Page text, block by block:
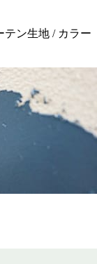
テン生地 / カラー